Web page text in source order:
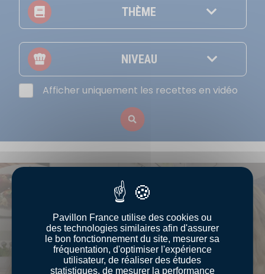
THÈME
NIVEAU
Afficher uniquement les recettes en vidéo
Voir la vidéo
Pavillon France utilise des cookies ou
des technologies similaires afin d'assurer
le bon fonctionnement du site, mesurer sa
fréquentation, d'optimiser l'expérience
utilisateur, de réaliser des études
statistiques, de mesurer la performance